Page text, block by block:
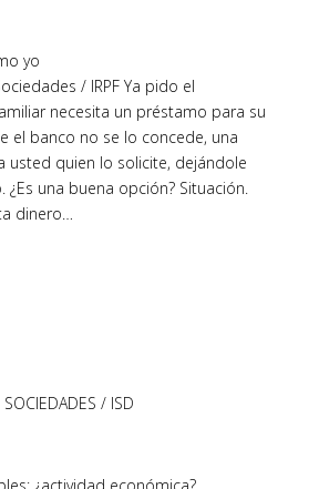
yo
/ IRPF Ya pido el
necesita un préstamo para su
el banco no se lo concede, una
usted quien lo solicite, dejándole
¿Es una buena opción? Situación.
dinero…
/ ISD